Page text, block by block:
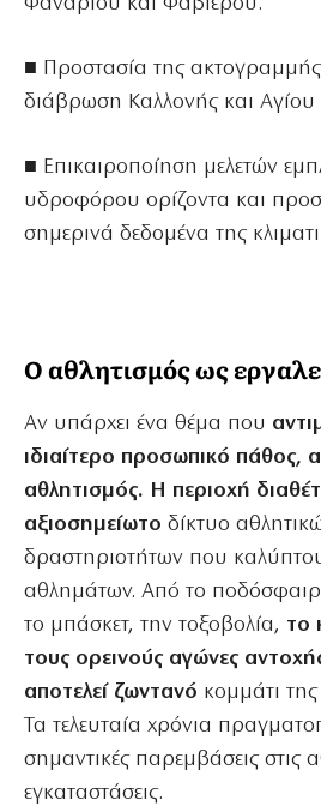
■ Προστασία της
διάβρωση Καλλονής και
■ Επικαιροποίηση μελετών
υδροφόρου ορίζοντα και
σημερινά δεδομένα της
Ο αθλητισμός ως
Αν υπάρχει ένα θέμα που
ιδιαίτερο προσωπικό πάθος,
αθλητισμός. Η περιοχή
αξιοσημείωτο δίκτυο
δραστηριοτήτων που
αθλημάτων. Από το
το μπάσκετ, την τοξοβολία, το
τους ορεινούς αγώνες
αποτελεί ζωντανό κομμάτι
Τα τελευταία χρόνια
σημαντικές παρεμβάσεις στις
εγκαταστάσεις.